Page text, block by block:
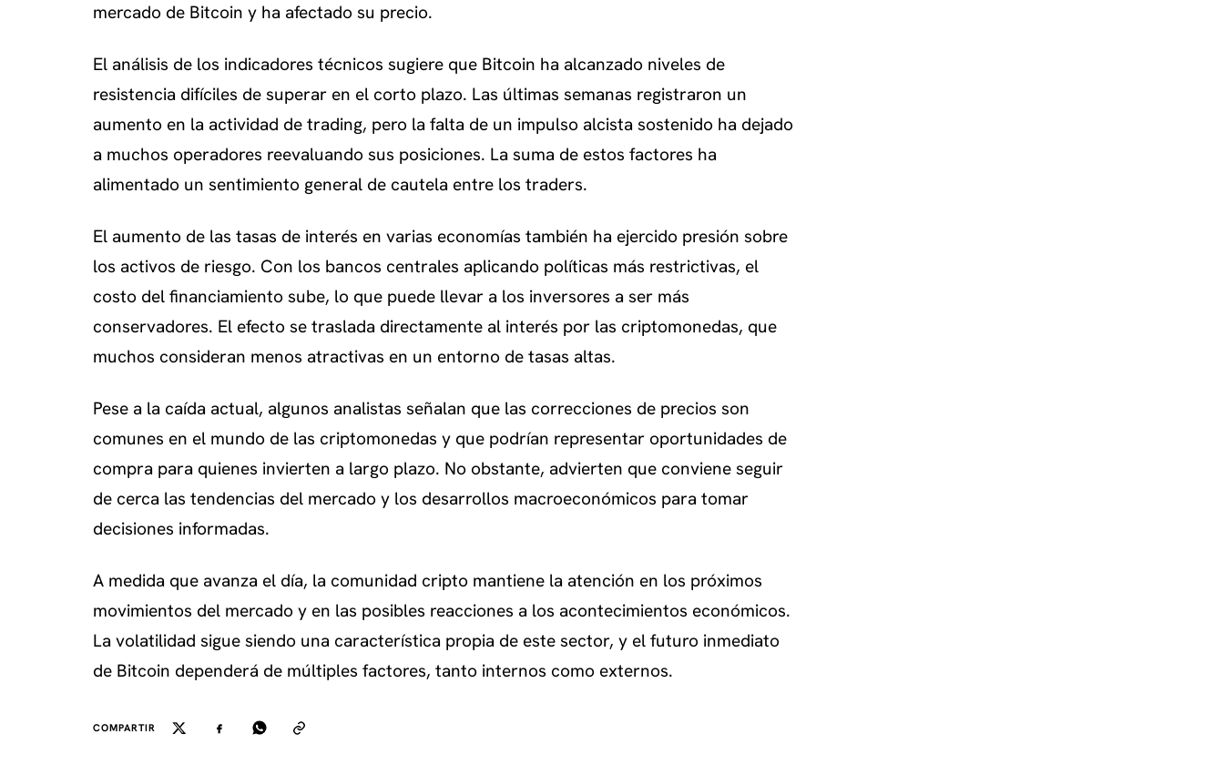
mercado de Bitcoin y ha afectado su precio.
El análisis de los indicadores técnicos sugiere que Bitcoin ha alcanzado niveles de
resistencia difíciles de superar en el corto plazo. Las últimas semanas registraron un
aumento en la actividad de trading, pero la falta de un impulso alcista sostenido ha dejado
a muchos operadores reevaluando sus posiciones. La suma de estos factores ha
alimentado un sentimiento general de cautela entre los traders.
El aumento de las tasas de interés en varias economías también ha ejercido presión sobre
los activos de riesgo. Con los bancos centrales aplicando políticas más restrictivas, el
costo del financiamiento sube, lo que puede llevar a los inversores a ser más
conservadores. El efecto se traslada directamente al interés por las criptomonedas, que
muchos consideran menos atractivas en un entorno de tasas altas.
Pese a la caída actual, algunos analistas señalan que las correcciones de precios son
comunes en el mundo de las criptomonedas y que podrían representar oportunidades de
compra para quienes invierten a largo plazo. No obstante, advierten que conviene seguir
de cerca las tendencias del mercado y los desarrollos macroeconómicos para tomar
decisiones informadas.
A medida que avanza el día, la comunidad cripto mantiene la atención en los próximos
movimientos del mercado y en las posibles reacciones a los acontecimientos económicos.
La volatilidad sigue siendo una característica propia de este sector, y el futuro inmediato
de Bitcoin dependerá de múltiples factores, tanto internos como externos.
COMPARTIR